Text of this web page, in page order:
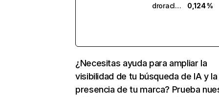
droracle.ai
0,124 %
¿Necesitas ayuda para ampliar la
visibilidad de tu búsqueda de IA y la
presencia de tu marca? Prueba